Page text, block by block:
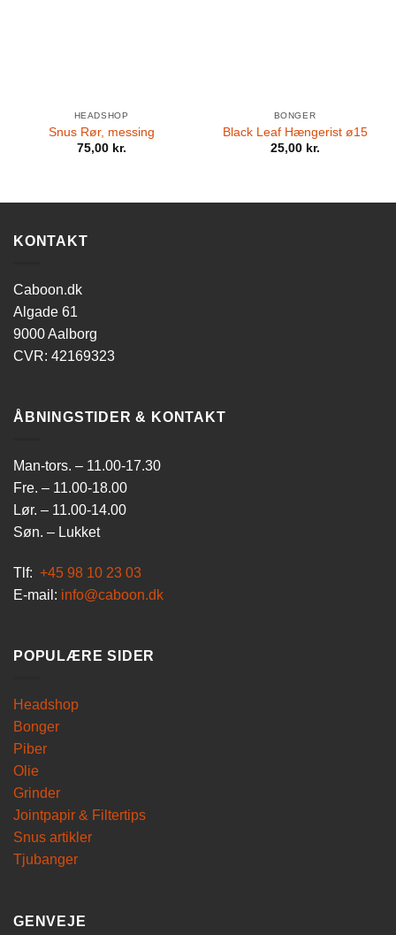
HEADSHOP
Snus Rør, messing
75,00 kr.
BONGER
Black Leaf Hængerist ø15
25,00 kr.
KONTAKT
Caboon.dk
Algade 61
9000 Aalborg
CVR: 42169323
ÅBNINGSTIDER & KONTAKT
Man-tors. – 11.00-17.30
Fre. – 11.00-18.00
Lør. – 11.00-14.00
Søn. – Lukket
Tlf: +45 98 10 23 03
E-mail: info@caboon.dk
POPULÆRE SIDER
Headshop
Bonger
Piber
Olie
Grinder
Jointpapir & Filtertips
Snus artikler
Tjubanger
GENVEJE